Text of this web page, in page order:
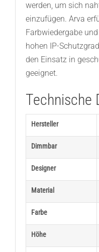
werden, um sich
einzufügen. Arva
Farbwiedergabe
hohen IP-
den Einsatz in
geeignet.
Technische
Hersteller
Dimmbar
Designer
Material
Farbe
Höhe